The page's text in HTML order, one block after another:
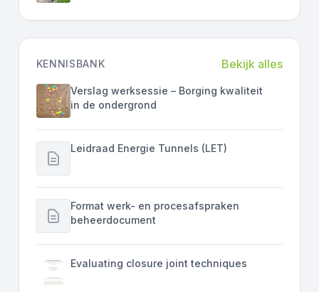
KENNISBANK Bekijk alles
Verslag werksessie – Borging kwaliteit
in de ondergrond
Leidraad Energie Tunnels (LET)
Format werk- en procesafspraken
beheerdocument
Evaluating closure joint techniques